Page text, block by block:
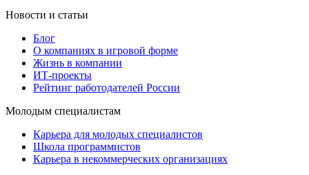
Новости и статьи
Блог
О компаниях в игровой форме
Жизнь в компании
ИТ-проекты
Рейтинг работодателей России
Молодым специалистам
Карьера для молодых специалистов
Школа программистов
Карьера в некоммерческих организациях